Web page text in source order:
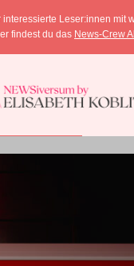
interessierte Leser:innen mit
findest du das News-Crew